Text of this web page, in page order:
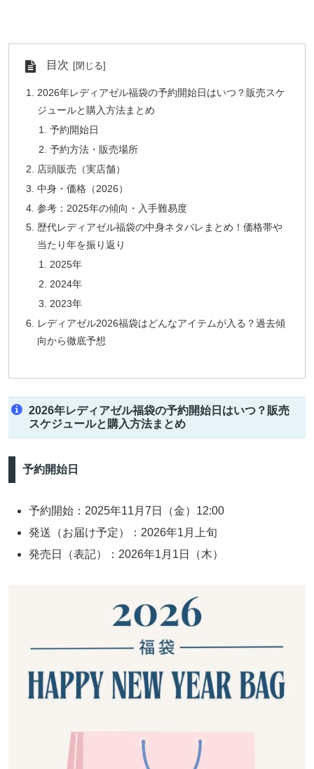
目次
2026年レディアゼル福袋の予約開始日はいつ？販売スケ
ジュールと購入方法まとめ
予約開始日
予約方法・販売場所
店頭販売（実店舗）
中身・価格（2026）
参考：2025年の傾向・入手難易度
歴代レディアゼル福袋の中身ネタバレまとめ！価格帯や
当たり年を振り返り
2025年
2024年
2023年
レディアゼル2026福袋はどんなアイテムが入る？過去傾
向から徹底予想
2026年レディアゼル福袋の予約開始日はいつ？販売
スケジュールと購入方法まとめ
予約開始日
予約開始：2025年11月7日（金）12:00
発送（お届け予定）：2026年1月上旬
発売日（表記）：2026年1月1日（木）